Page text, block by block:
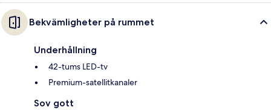
Bekvämligheter på rummet
Underhållning
42-tums LED-tv
Premium-satellitkanaler
Sov gott